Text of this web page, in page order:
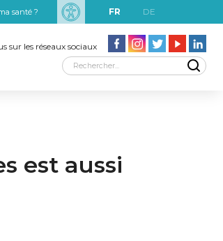
santé ? FR DE
sur les réseaux sociaux
est aussi